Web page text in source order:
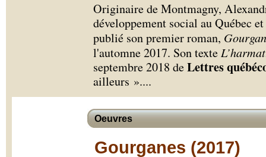
Originaire de Montmagny,
développement social au Québec
publié son premier roman,
l'automne 2017. Son texte
septembre 2018 deLettres
ailleurs »....
Oeuvres
Gourganes (2017)